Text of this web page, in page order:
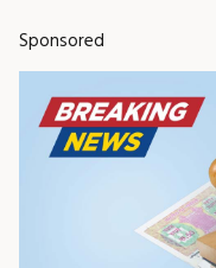
Sponsored